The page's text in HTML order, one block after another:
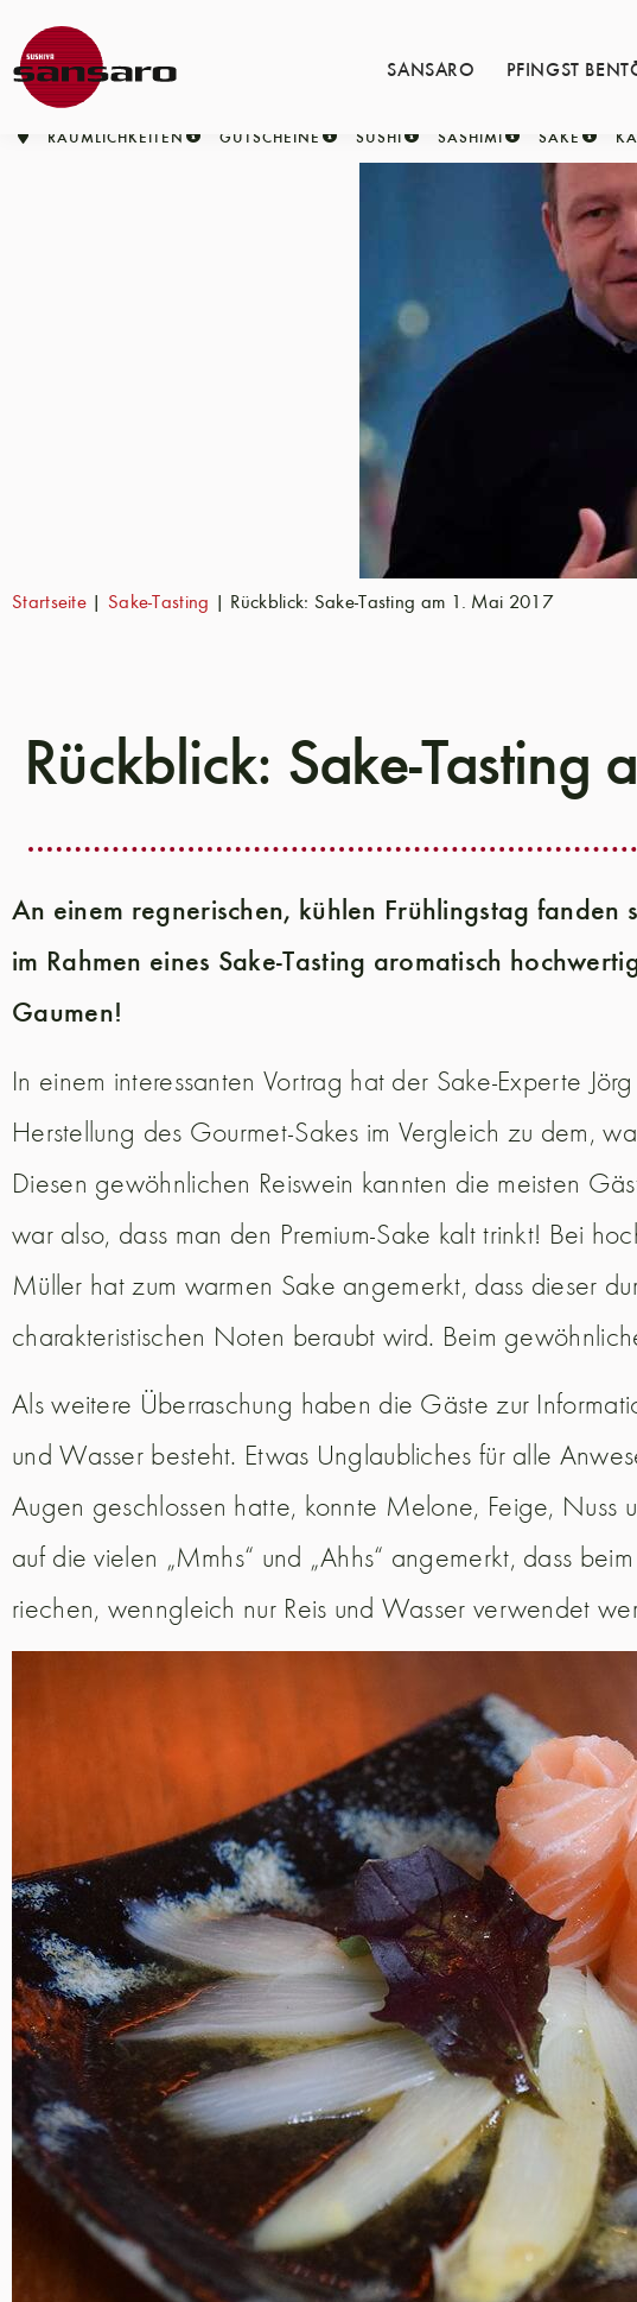
SANSARO PFINGST
RÄUMLICHKEITEN GUTSCHEINE SUSHI SASHIMI SAKE
Startseite | Sake-Tasting | Rückblick: Sake-Tasting am 1. Mai 2017
Rückblick: Sake-
An einem regnerischen, kühlen Frühlingstag fanden
im Rahmen eines Sake-Tasting aromatisch
Gaumen!
In einem interessanten Vortrag hat der Sake-Experte
Herstellung des Gourmet-Sakes im Vergleich zu dem,
Diesen gewöhnlichen Reiswein kannten die meisten
war also, dass man den Premium-Sake kalt trinkt! Bei
Müller hat zum warmen Sake angemerkt, dass dieser
charakteristischen Noten beraubt wird. Beim
Als weitere Überraschung haben die Gäste zur
und Wasser besteht. Etwas Unglaubliches für alle
Augen geschlossen hatte, konnte Melone, Feige, Nuss
auf die vielen „Mmhs“ und „Ahhs“ angemerkt, dass
riechen, wenngleich nur Reis und Wasser verwendet